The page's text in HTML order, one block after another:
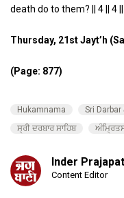
death do to them? || 4 || 4 ||
Thursday, 21st Jayt’h
(Page: 877)
Hukamnama Sri Darbar
ਸ੍ਰੀ ਦਰਬਾਰ ਸਾਹਿਬ
Inder
Content Editor